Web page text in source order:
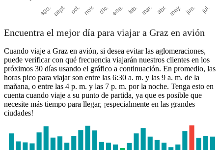
Encuentra el mejor día para viajar a Graz en avión
Cuando viaje a Graz en avión, si desea evitar las aglomeraciones,
puede verificar con qué frecuencia viajarán nuestros clientes en los
próximos 30 días usando el gráfico a continuación. En promedio, las
horas pico para viajar son entre las 6:30 a. m. y las 9 a. m. de la
mañana, o entre las 4 p. m. y las 7 p. m. por la noche. Tenga esto en
cuenta cuando viaje a su punto de partida, ya que es posible que
necesite más tiempo para llegar, ¡especialmente en las grandes
ciudades!